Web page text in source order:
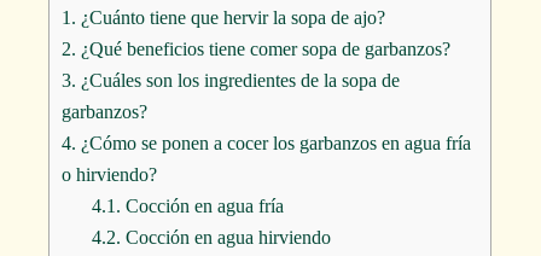
1. ¿Cuánto tiene que hervir la sopa de ajo?
2. ¿Qué beneficios tiene comer sopa de garbanzos?
3. ¿Cuáles son los ingredientes de la sopa de
garbanzos?
4. ¿Cómo se ponen a cocer los garbanzos en agua fría
o hirviendo?
4.1. Cocción en agua fría
4.2. Cocción en agua hirviendo